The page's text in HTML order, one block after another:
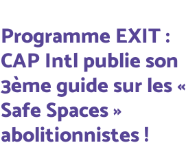
Programme EXIT :
CAP Intl publie son
3ème guide sur les «
Safe Spaces »
abolitionnistes !